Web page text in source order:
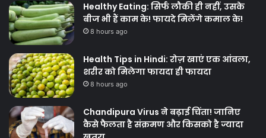
Healthy Eating: सिर्फ लौकी ही नहीं, उसके
बीज भी हैं काम के! फायदे मिलेंगे कमाल के!
8 hours ago
Health Tips in Hindi: रोज़ खाएं एक आंवला,
शरीर को मिलेगा फायदा ही फायदा
8 hours ago
Chandipura Virus ने बढ़ाई चिंता! जानिए
कैसे फैलता है संक्रमण और किसको है ज्यादा